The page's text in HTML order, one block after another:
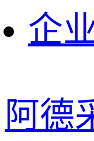
企
阿德